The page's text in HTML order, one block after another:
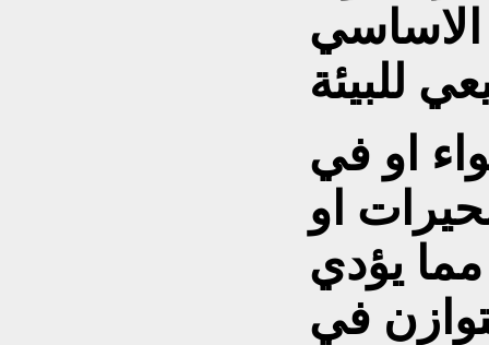
الاساسي
او في
او
يؤدي
في